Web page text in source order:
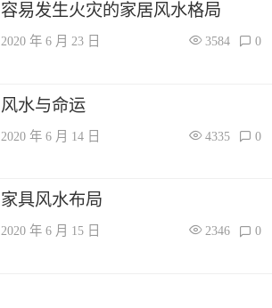
容易发生火灾的家居风水格局
2020 年 6 月 23 日 3584 0
风水与命运
2020 年 6 月 14 日 4335 0
家具风水布局
2020 年 6 月 15 日 2346 0